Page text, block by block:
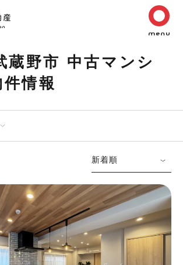
蔵野市 中古マンシ
情報
新着順